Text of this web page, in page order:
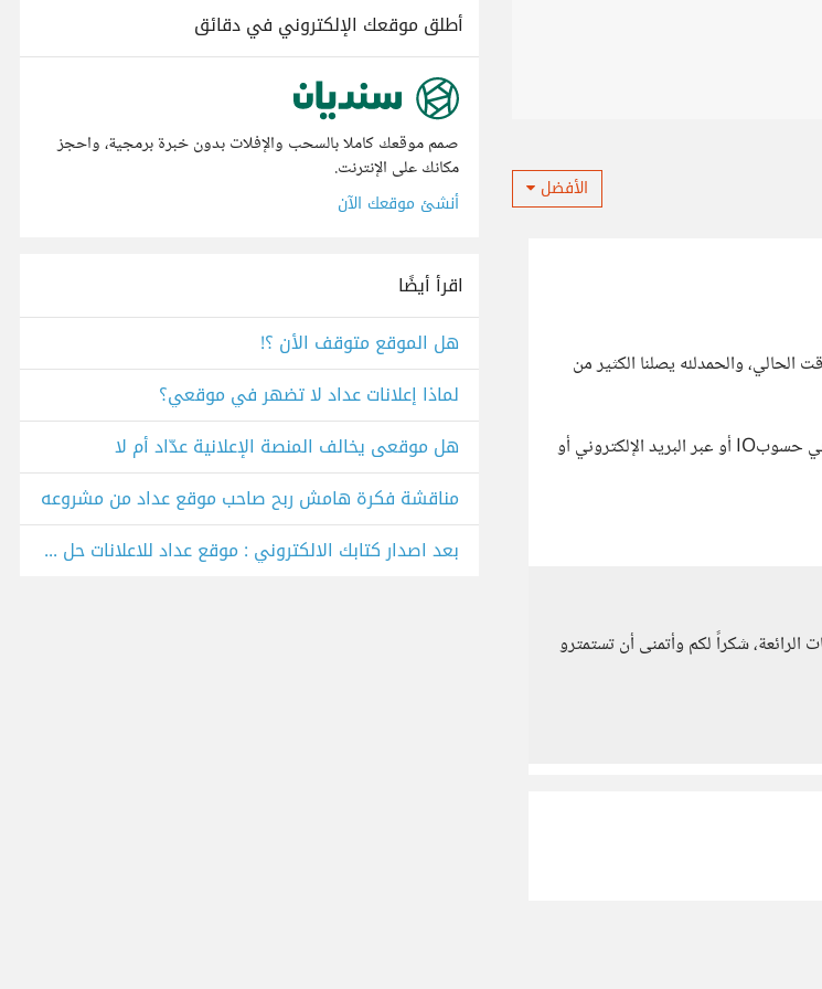
الأفضل
والحمدلله يصلنا الكثير من
الأهم أننا نحتاج إلى أن نعرف ما هي اقتراحاتكم للتطوير وماذا تفكرون به.. سواءً هنا في حسوبIO أو عبر البريد الإلكتروني أو
الرائعة، شكراً لكم وأتمنى أن تستمترو
أطلق موقعك الإلكتروني في دقائق
صمم موقعك كاملا بالسحب والإفلات بدون خبرة برمجية، واحجز
مكانك على الإنترنت.
أنشئ موقعك الآن
اقرأ أيضًا
هل الموقع متوقف الأن ؟!
لماذا إعلانات عداد لا تضهر في موقعي؟
هل موقعى يخالف المنصة الإعلانية عدّاد أم لا
مناقشة فكرة هامش ربح صاحب موقع عداد من مشروعه
بعد اصدار كتابك الالكتروني : موقع عداد للاعلانات حل فعّال لترويجه . (دليل استعمال pdf )